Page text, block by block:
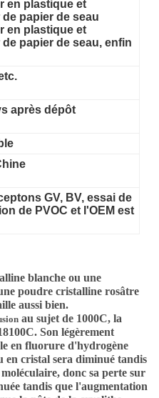
en plastique et
papier de seau
en plastique et
papier de seau, enfin
après dépôt
GV, BV, essai de
de PVOC et l'OEM est
blanche ou une
poudre cristalline rosâtre
aussi bien.
au sujet de 1000C, la
Son légèrement
en fluorure d'hydrogène
en cristal sera diminué tandis
donc sa perte sur
tandis que l'augmentation